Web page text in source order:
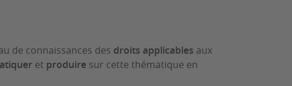
de connaissances des droits applicables aux
et produire sur cette thématique en